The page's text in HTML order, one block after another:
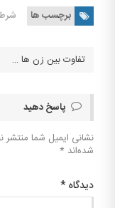
برچسب ها
تفاوت بین زن ها و مردها در شرط بندی
پاسخ دهید
نشانی ایمیل شما
شده‌اند *
دیدگاه *